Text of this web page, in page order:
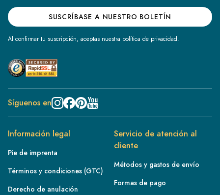
SUSCRÍBASE A NUESTRO BOLETÍN
Al confirmar tu suscripción, aceptas nuestra política de privacidad.
Síguenos en
Información legal
Pie de imprenta
Términos y condiciones (GTC)
Derecho de anulación
Servicio de atención al
cliente
Métodos y gastos de envío
Formas de pago